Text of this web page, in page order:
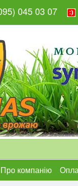
045 03 07
Про компанію